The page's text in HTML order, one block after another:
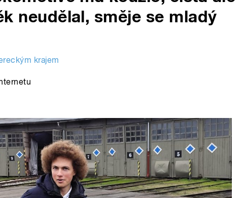
neudělal, směje se mladý
krajem